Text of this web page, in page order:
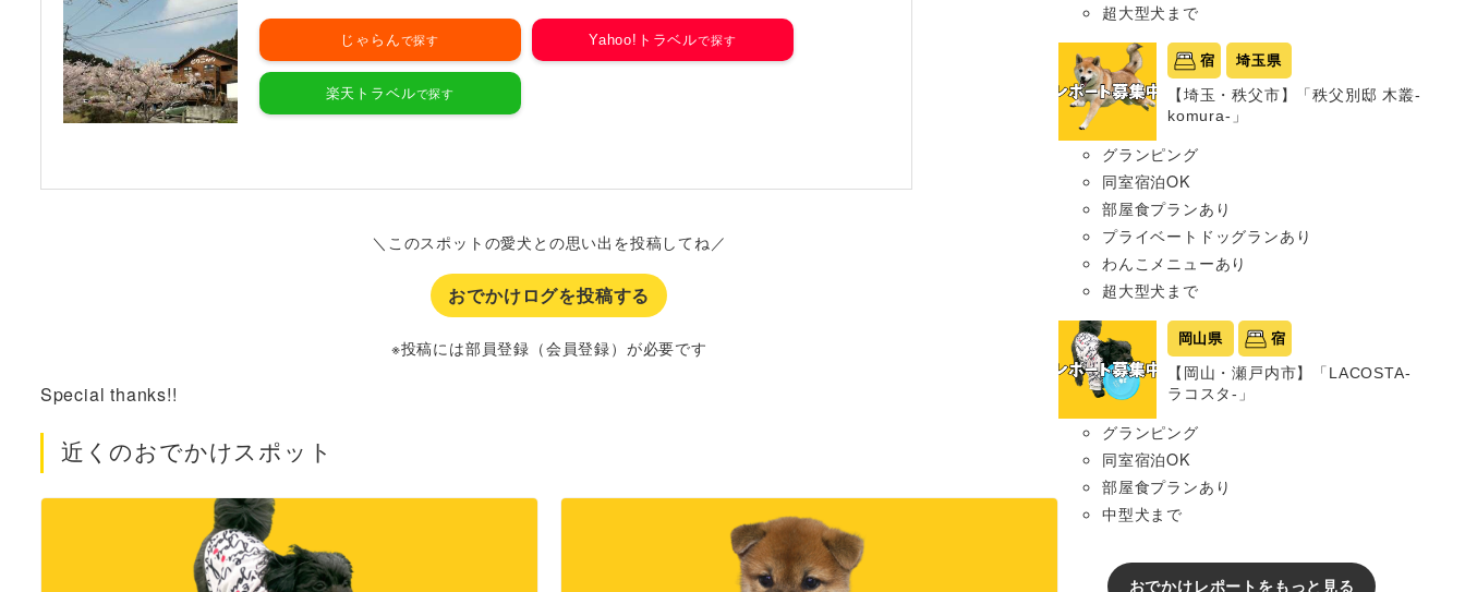
じゃらん Yahoo!トラベル
楽天トラベル
＼このスポットの愛犬との思い出を投稿してね／
おでかけログを投稿する
※投稿には部員登録（会員登録）が必要です
Special thanks!!
近くのおでかけスポット
超大型犬まで
宿 埼玉県
【埼玉・秩父市】「秩父別邸 木叢-
komura-」
グランピング
同室宿泊OK
部屋食プランあり
プライベートドッグランあり
わんこメニューあり
超大型犬まで
岡山県 宿
【岡山・瀬戸内市】「LACOSTA-
ラコスタ-」
グランピング
同室宿泊OK
部屋食プランあり
中型犬まで
おでかけレポートをもっと見る